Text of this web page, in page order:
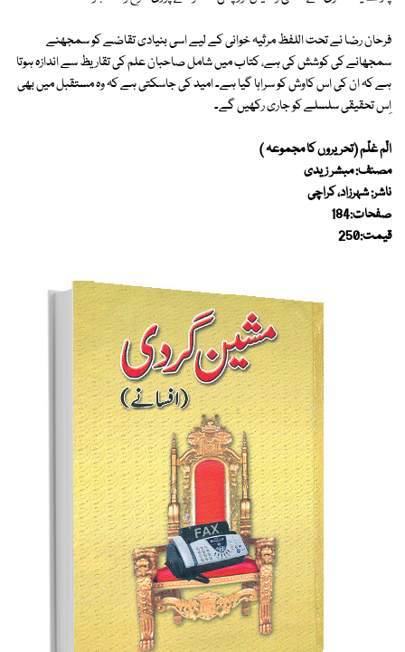
فرحان رضا نے تحت اللفظ مرثیہ خوانی کے لیے اسی بنیادی تقاضے کو سمجھنے
سمجھانے کی کوشش کی ہے، کتاب میں شامل صاحبان علم کی تقاریظ سے اندازہ ہوتا
ہے کہ ان کی اس کاوش کو سراہا گیا ہے۔ امید کی جاسکتی ہے کہ وہ مستقبل میں بھی
اِس تحقیقی سلسلے کو جاری رکھیں گے۔
الّم غلّم (تحریروں کا مجموعہ )
مصنف: مبشر زیدی
ناشر: شہرزاد، کراچی
صفحات:184
قیمت:250